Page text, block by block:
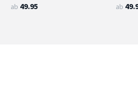
ab 49.95 ab